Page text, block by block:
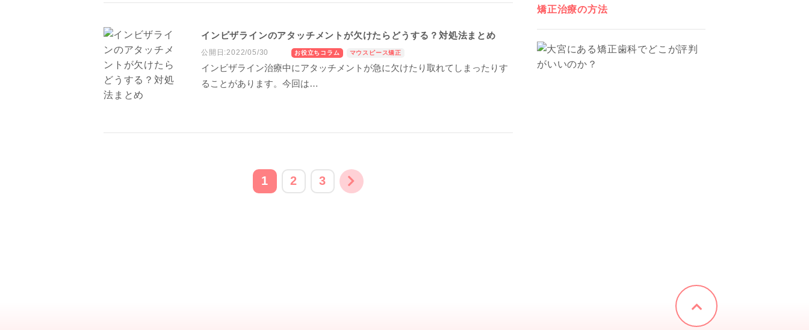
インビザラインのアタッチメントが欠けたらどうする？対処法まとめ
公開日:2022/05/30 お役立ちコラム マウスピース矯正
インビザライン治療中にアタッチメントが急に欠けたり取れてしまったりす
ることがあります。今回は…
1 2 3
矯正治療の方法